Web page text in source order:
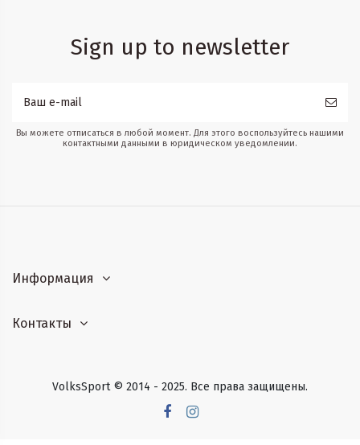
Sign up to newsletter
Вы можете отписаться в любой момент. Для этого воспользуйтесь нашими
контактными данными в юридическом уведомлении.
Информация
Контакты
VolksSport © 2014 - 2025. Все права защищены.